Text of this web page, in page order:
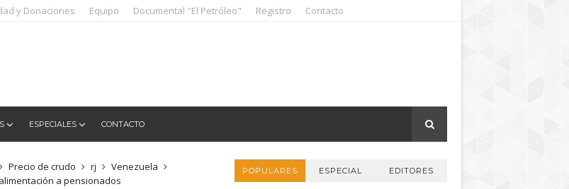
y Donaciones Equipo Documental "El Petróleo" Registro Contacto
ESPECIALES CONTACTO
Precio de crudo rj
Venezuela
a pensionados
POPULARES ESPECIAL EDITORES